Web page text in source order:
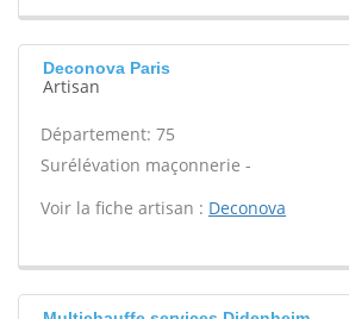
Deconova Paris
Artisan
Département: 75
Surélévation maçonnerie -
Voir la fiche artisan : Deconova